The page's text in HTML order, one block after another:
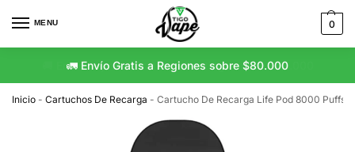
MENU 0
🚛 Envío Gratis a Regiones sobre $80.000
Inicio - Cartuchos De Recarga - Cartucho De Recarga Life Pod 8000 Puffs